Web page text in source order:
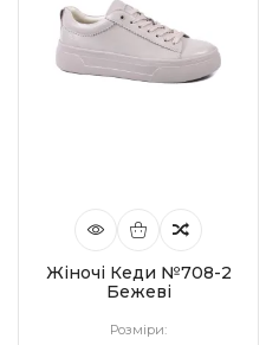
Жіночі Кеди №708-2
Бежеві
Розміри: